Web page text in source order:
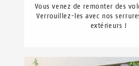
Vous venez de remonter des
Verrouillez-les avec nos
extérieurs !